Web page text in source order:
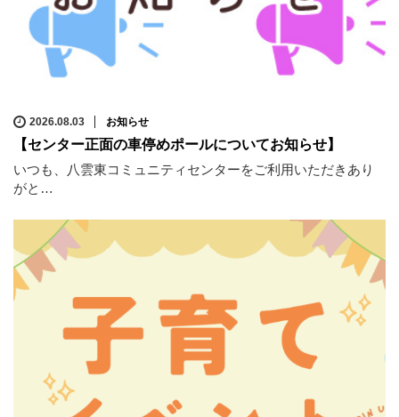
2026.08.03 お知らせ
【センター正面の車停めポールについてお知らせ】
いつも、八雲東コミュニティセンターをご利用いただきあり
がと…